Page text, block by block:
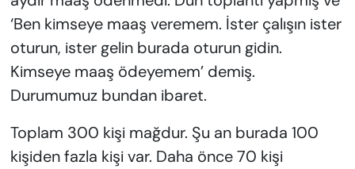
‘Ben kimseye maaş veremem. İster çalışın ister
oturun, ister gelin burada oturun gidin.
Kimseye maaş ödeyemem’ demiş.
Durumumuz bundan ibaret.
Toplam 300 kişi mağdur. Şu an burada 100
kişiden fazla kişi var. Daha önce 70 kişi